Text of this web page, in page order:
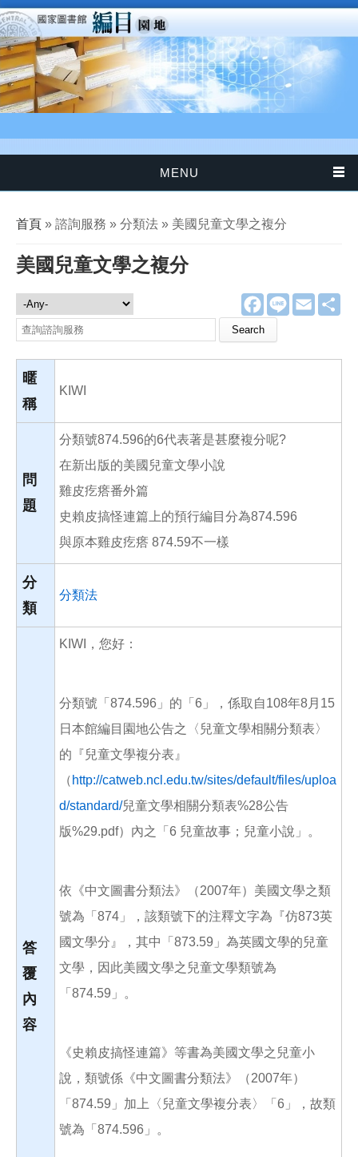
移至主內容
MENU
您在這裡
首頁 » 諮詢服務 » 分類法 » 美國兒童文學之複分
美國兒童文學之複分
F
a
e
o
L
E
m
諮詢服務
Search this site
暱
稱
KIWI
問
題
分類號874.596的6代表著是甚麼複分呢?
在新出版的美國兒童文學小說
雞皮疙瘩番外篇
史賴皮搞怪連篇上的預行編目分為874.596
與原本雞皮疙瘩 874.59不一樣
分
類
分類法
答
覆
內
容
KIWI，您好：
分類號「874.596」的「6」，係取自108年8月15
日本館編目園地公告之〈兒童文學相關分類表〉
的『兒童文學複分表』
（ http://catweb.ncl.edu.tw/sites/default/files/uploa
d/standard/兒童文學相關分類表%28公告
版%29.pdf）內之「6 兒童故事；兒童小說」。
依《中文圖書分類法》（2007年）美國文學之類
號為「874」，該類號下的注釋文字為『仿873英
國文學分』，其中「873.59」為英國文學的兒童
文學，因此美國文學之兒童文學類號為
「874.59」。
《史賴皮搞怪連篇》等書為美國文學之兒童小
說，類號係《中文圖書分類法》（2007年）
「874.59」加上〈兒童文學複分表〉「6」，故類
號為「874.596」。